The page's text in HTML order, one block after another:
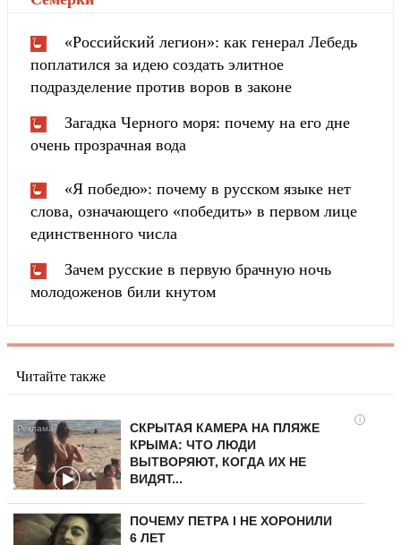
«Российский легион»: как генерал Лебедь
поплатился за идею создать элитное
подразделение против воров в законе
Загадка Черного моря: почему на его дне
очень прозрачная вода
«Я победю»: почему в русском языке нет
слова, означающего «победить» в первом лице
единственного числа
Зачем русские в первую брачную ночь
молодоженов били кнутом
Читайте также
i
СКРЫТАЯ КАМЕРА НА ПЛЯЖЕ
КРЫМА: ЧТО ЛЮДИ
ВЫТВОРЯЮТ, КОГДА ИХ НЕ
ВИДЯТ...
ПОЧЕМУ ПЕТРА I НЕ ХОРОНИЛИ
6 ЛЕТ